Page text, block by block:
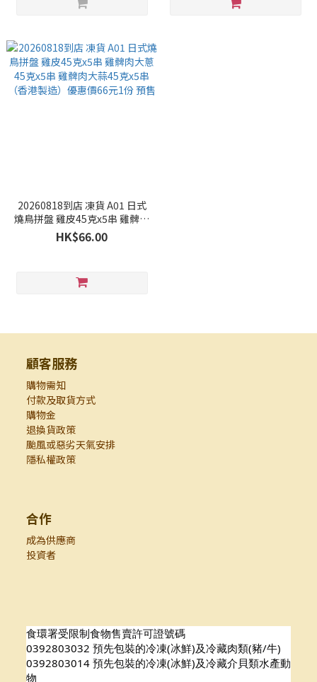
20260818到店 凍貨 A01 日式
燒鳥拼盤 雞皮45克x5串 雞髀肉
大蔥45克x5串 雞髀肉大蒜45克
x5串（香港製造）優惠價66元1
HK$66.00
顧客服務
購物需知
付款及取貨方式
購物金
退換貨政策
颱風或惡劣天氣安排
隱私權政策
合作
成為供應商
投資者
食環署受限制食物售賣許可證號碼
0392803032 預先包裝的冷凍(冰鮮)及冷藏肉類(豬/牛)
0392803014 預先包裝的冷凍(冰鮮)及冷藏介貝類水產動
物